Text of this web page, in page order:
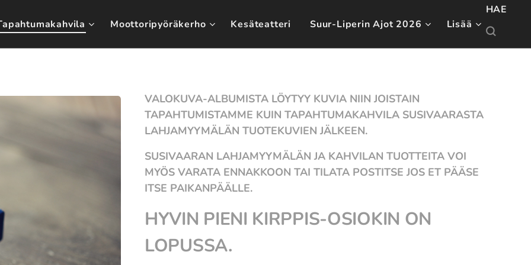
Moottoripyöräkerho Kesäteatteri Suur-Liperin Ajot 2026 Lisää
HAE
VALOKUVA-ALBUMISTA LÖYTYY KUVIA NIIN JOISTAIN
TAPAHTUMISTAMME KUIN TAPAHTUMAKAHVILA SUSIVAARASTA
LAHJAMYYMÄLÄN TUOTEKUVIEN JÄLKEEN.
SUSIVAARAN LAHJAMYYMÄLÄN JA KAHVILAN TUOTTEITA VOI
MYÖS VARATA ENNAKKOON TAI TILATA POSTITSE JOS ET PÄÄSE
ITSE PAIKANPÄÄLLE.
HYVIN PIENI KIRPPIS-OSIOKIN ON
LOPUSSA.